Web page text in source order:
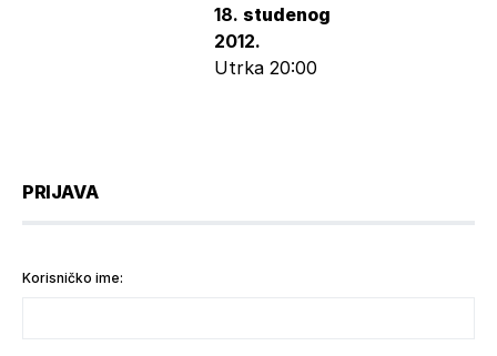
18. studenog
2012.
Utrka 20:00
PRIJAVA
Korisničko ime: